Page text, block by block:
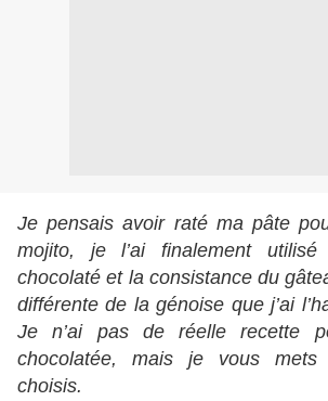
Je pensais avoir raté ma pâte
mojito, je l’ai finalement
chocolaté et la consistance du
différente de la génoise que j’ai
Je n’ai pas de réelle recette
chocolatée, mais je vous mets
choisis.